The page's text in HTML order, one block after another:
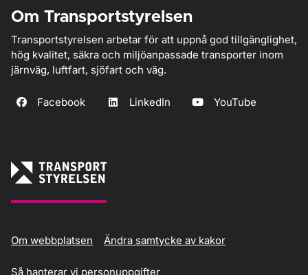
Om Transportstyrelsen
Transportstyrelsen arbetar för att uppnå god tillgänglighet,
hög kvalitet, säkra och miljöanpassade transporter inom
järnväg, luftfart, sjöfart och väg.
Facebook LinkedIn YouTube
Om webbplatsen Ändra samtycke av kakor
Så hanterar vi personuppgifter